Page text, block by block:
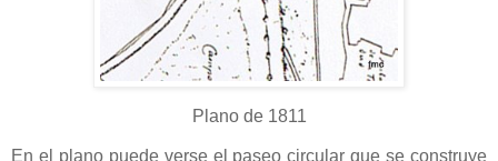
Plano de 1811
En el plano puede verse el paseo circular que se construye